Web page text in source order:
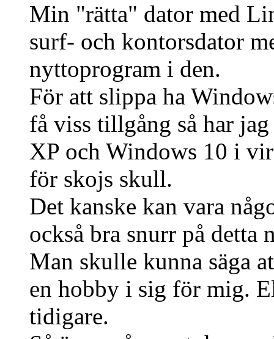
Min "rätta" dator med
surf- och kontorsdator
nyttoprogram i den.
För att slippa ha
få viss tillgång så har
XP och Windows 10 i
för skojs skull.
Det kanske kan vara
också bra snurr på detta
Man skulle kunna säga
en hobby i sig för mig.
tidigare.